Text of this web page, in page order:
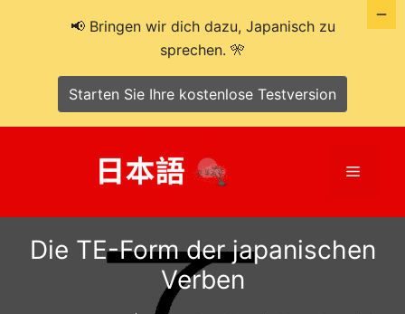
Menü
Die TE-Form der japanischen
Verben
📢 Bringen wir dich dazu, Japanisch zu
sprechen. 🎌
Starten Sie Ihre kostenlose Testversion